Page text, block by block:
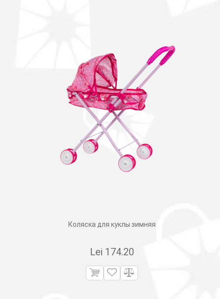
Коляска для куклы зимняя
Lei 174.20